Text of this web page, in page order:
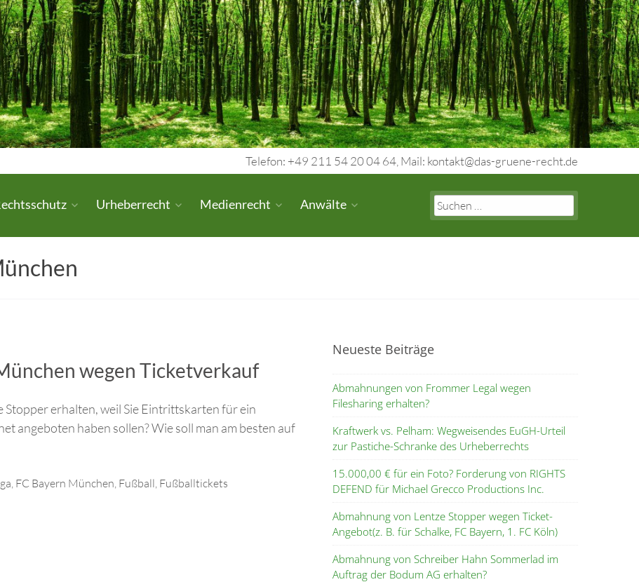
Telefon: +49 211 54 20 04 64, Mail: kontakt@das-gruene-recht.de
Search
for:
Urheberrecht Medienrecht Anwälte
wegen Ticketverkauf
Stopper erhalten, weil Sie Eintrittskarten für ein
angeboten haben sollen? Wie soll man am besten auf
FC Bayern München Fußball Fußballtickets
Neueste Beiträge
Abmahnungen von Frommer Legal wegen
Filesharing erhalten?
Kraftwerk vs. Pelham: Wegweisendes EuGH-Urteil
zur Pastiche-Schranke des Urheberrechts
15.000,00 € für ein Foto? Forderung von RIGHTS
DEFEND für Michael Grecco Productions Inc.
Abmahnung von Lentze Stopper wegen Ticket-
Angebot(z. B. für Schalke, FC Bayern, 1. FC Köln)
Abmahnung von Schreiber Hahn Sommerlad im
Auftrag der Bodum AG erhalten?